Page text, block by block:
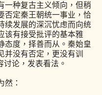
一种复古主义倾向，但稍
否定秦王朝统一事业，恰
续发展的深沉忧虑而向统
该有接受批评的基本雅
态度，择善而从。秦始皇
并没有否定，更没有训
讨论，发表看法。
：